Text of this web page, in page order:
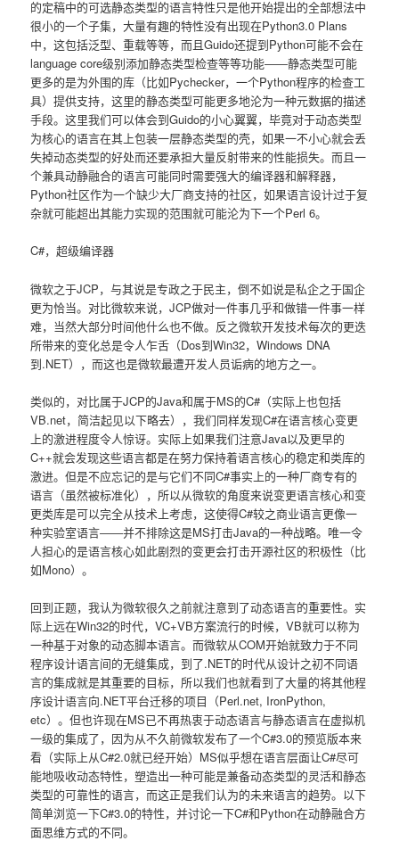
的定稿中的可选静态类型的语言特性只是他开始提出的全部想法中
很小的一个子集，大量有趣的特性没有出现在Python3.0 Plans
中，这包括泛型、重载等等，而且Guido还提到Python可能不会在
language core级别添加静态类型检查等等功能――静态类型可能
更多的是为外围的库（比如Pychecker，一个Python程序的检查工
具）提供支持，这里的静态类型可能更多地沦为一种元数据的描述
手段。这里我们可以体会到Guido的小心翼翼，毕竟对于动态类型
为核心的语言在其上包装一层静态类型的壳，如果一不小心就会丢
失掉动态类型的好处而还要承担大量反射带来的性能损失。而且一
个兼具动静融合的语言可能同时需要强大的编译器和解释器，
Python社区作为一个缺少大厂商支持的社区，如果语言设计过于复
杂就可能超出其能力实现的范围就可能沦为下一个Perl 6。
C#，超级编译器
微软之于JCP，与其说是专政之于民主，倒不如说是私企之于国企
更为恰当。对比微软来说，JCP做对一件事几乎和做错一件事一样
难，当然大部分时间他什么也不做。反之微软开发技术每次的更迭
所带来的变化总是令人乍舌（Dos到Win32，Windows DNA
到.NET），而这也是微软最遭开发人员诟病的地方之一。
类似的，对比属于JCP的Java和属于MS的C#（实际上也包括
VB.net，简洁起见以下略去），我们同样发现C#在语言核心变更
上的激进程度令人惊讶。实际上如果我们注意Java以及更早的
C++就会发现这些语言都是在努力保持着语言核心的稳定和类库的
激进。但是不应忘记的是与它们不同C#事实上的一种厂商专有的
语言（虽然被标准化），所以从微软的角度来说变更语言核心和变
更类库是可以完全从技术上考虑，这使得C#较之商业语言更像一
种实验室语言――并不排除这是MS打击Java的一种战略。唯一令
人担心的是语言核心如此剧烈的变更会打击开源社区的积极性（比
如Mono）。
回到正题，我认为微软很久之前就注意到了动态语言的重要性。实
际上远在Win32的时代，VC+VB方案流行的时候，VB就可以称为
一种基于对象的动态脚本语言。而微软从COM开始就致力于不同
程序设计语言间的无缝集成，到了.NET的时代从设计之初不同语
言的集成就是其重要的目标，所以我们也就看到了大量的将其他程
序设计语言向.NET平台迁移的项目（Perl.net, IronPython,
etc）。但也许现在MS已不再热衷于动态语言与静态语言在虚拟机
一级的集成了，因为从不久前微软发布了一个C#3.0的预览版本来
看（实际上从C#2.0就已经开始）MS似乎想在语言层面让C#尽可
能地吸收动态特性，塑造出一种可能是兼备动态类型的灵活和静态
类型的可靠性的语言，而这正是我们认为的未来语言的趋势。以下
简单浏览一下C#3.0的特性，并讨论一下C#和Python在动静融合方
面思维方式的不同。